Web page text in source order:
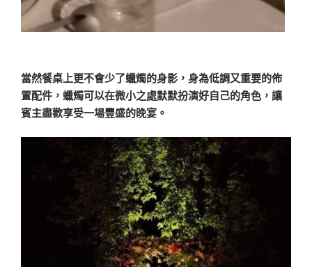
當然餐桌上更不會少了蠟燭的身影，身為低調又重要的佈
置配件，蠟燭可以在微小之處默默扮演好自己的角色，讓
賓主盡歡享受一場豐盛的晚宴。